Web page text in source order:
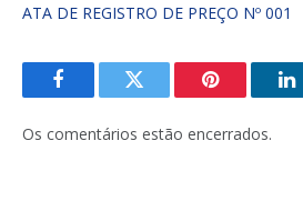
ATA DE REGISTRO DE PREÇO Nº 001
FacebookTwitter Pinterest
Os comentários estão encerrados.